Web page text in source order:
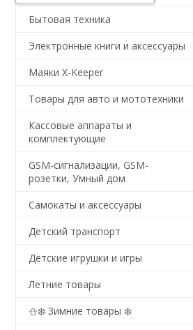
Бытовая техника
Электронные книги и аксессуары
Маяки X-Keeper
Товары для авто и мототехники
Кассовые аппараты и
комплектующие
GSM-сигнализации, GSM-
розетки, Умный дом
Самокаты и аксессуары
Детский транспорт
Детские игрушки и игры
Летние товары
⛄❄️ Зимние товары ❄️